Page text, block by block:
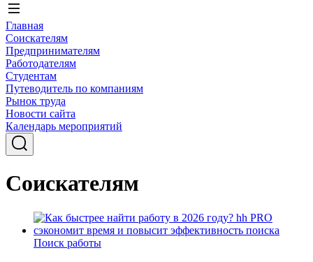
Главная
Соискателям
Предпринимателям
Работодателям
Студентам
Путеводитель по компаниям
Рынок труда
Новости сайта
Календарь мероприятий
Соискателям
Поиск работы